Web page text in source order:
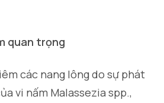
quan trọng
các nang lông do sự phát
vi nấm Malassezia spp.,